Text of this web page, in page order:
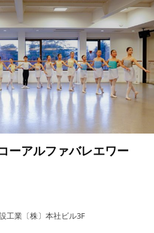
ーアルファバレエワー
工業〔株〕本社ビル3F